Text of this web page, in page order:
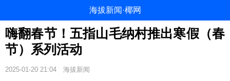
海拔新闻·椰网
嗨翻春节！五指山毛纳村推出寒假（春
节）系列活动
2025-01-20 21:04 海拔新闻